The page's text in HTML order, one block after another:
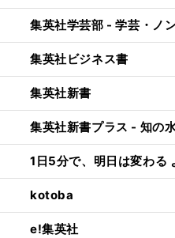
集英社学芸部 - 学芸・ノ
集英社ビジネス書
集英社新書
集英社新書プラス - 知の
1日5分で、明日は変わ
kotoba
e!集英社